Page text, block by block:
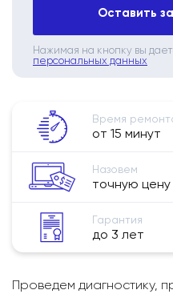
Оставить
Нажимая на кнопку вы
персональных данных
Время
от 15 минут
Назовем
точную цену
Гарантия
до 3 лет
Проведем диагностику,